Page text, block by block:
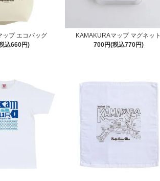
ップ エコバッグ
込660円)
KAMAKURAマップ マグネット
700円(税込770円)